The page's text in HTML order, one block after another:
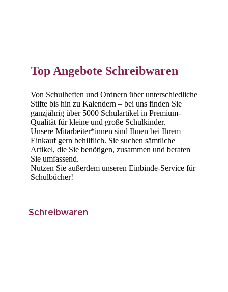
Top Angebote Schreibwaren
Von Schulheften und Ordnern über unterschiedliche
Stifte bis hin zu Kalendern – bei uns finden Sie
ganzjährig über 5000 Schulartikel in Premium-
Qualität für kleine und große Schulkinder.
Unsere Mitarbeiter*innen sind Ihnen bei Ihrem
Einkauf gern behilflich. Sie suchen sämtliche
Artikel, die Sie benötigen, zusammen und beraten
Sie umfassend.
Nutzen Sie außerdem unseren Einbinde-Service für
Schulbücher!
Schreibwaren